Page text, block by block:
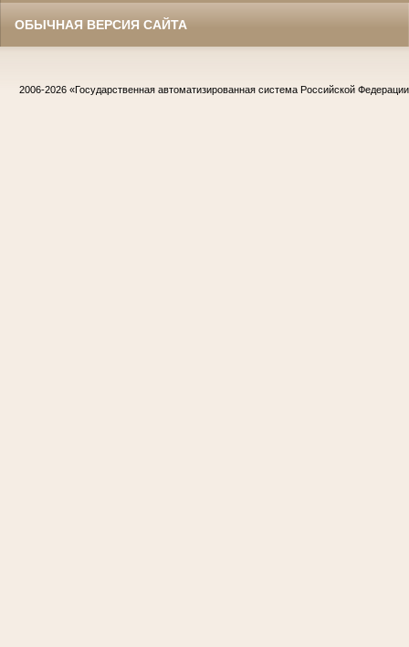
ОБЫЧНАЯ ВЕРСИЯ САЙТА
2006-2026 «Государственная автоматизированная система Российской